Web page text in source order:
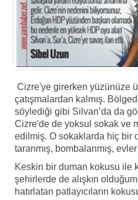
Cizre'ye girerken yüzünüze
çatışmalardan kalmış.
söylediği gibi Silvan’da da
Cizre'de de yoksul sokak ve
edilmiş. O sokaklarda hiç bir
taranmış, bombalanmış,
Keskin bir duman kokusu ile
şehirlerde de alışkın
hatırlatan patlayıcıların